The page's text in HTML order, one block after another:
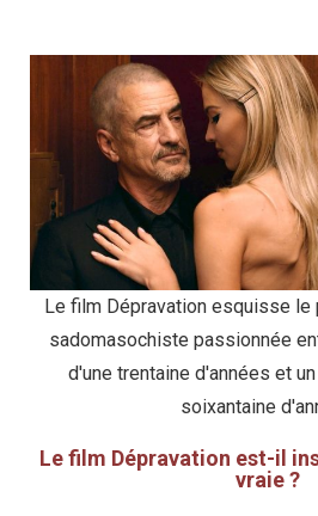
Le film Dépravation esquisse le
sadomasochiste passionnée
d'une trentaine d'années et
soixantaine
Le film Dépravation est-il
vraie ?